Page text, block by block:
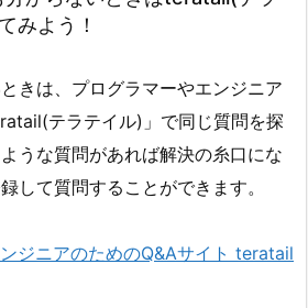
みよう！
きは、プログラマーやエンジニア
テラテイル)」で同じ質問を探
うな質問があれば解決の糸口にな
して質問することができます。
ジニアのためのQ&Aサイト teratail